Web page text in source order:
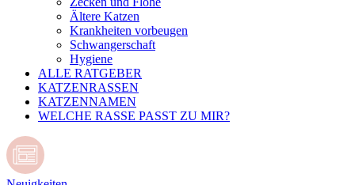
Ältere Katzen
Krankheiten vorbeugen
Schwangerschaft
Hygiene
ALLE RATGEBER
KATZENRASSEN
KATZENNAMEN
WELCHE RASSE PASST ZU MIR?